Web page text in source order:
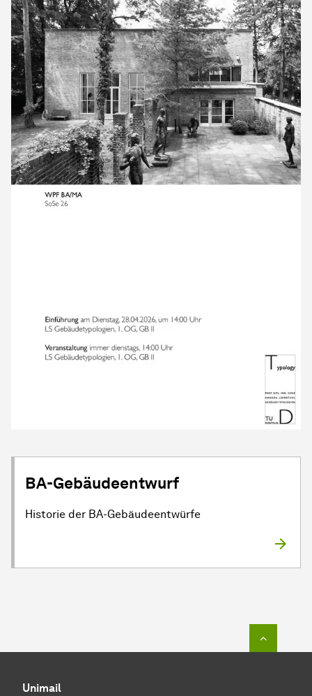
BA-Gebäudeentwurf
Historie der BA-Gebäudeentwürfe
Unimail